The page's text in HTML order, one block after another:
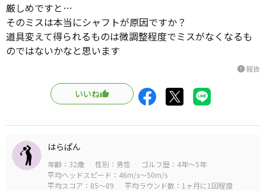
厳しめですと…
そのミスは本当にシャフトが原因ですか？
道具変えて得られるものは微調整程度でミスがなくなるも
のではないかなと思います
report報告
いいね
はらぱん
年齢：32歳 性別：男性
ゴルフ歴：4年～5年
平均ヘッドスピード：46m/s～50m/s
平均スコア：85～89
平均ラウンド数：1ヶ月に1回程度